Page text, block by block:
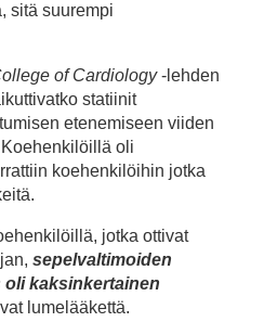
sitä suurempi
of Cardiology-lehden
statiinit
etenemiseen viiden
oli
koehenkilöihin jotka
jotka ottivat
sepelvaltimoiden
kaksinkertainen
lumelääkettä.